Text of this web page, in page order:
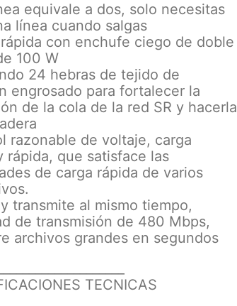
equivale a dos, solo necesitas
línea cuando salgas
con enchufe ciego de doble
100 W
24 hebras de tejido de
engrosado para fortalecer la
de la cola de la red SR y hacerla
razonable de voltaje, carga
rápida, que satisface las
de carga rápida de varios
transmite al mismo tiempo,
de transmisión de 480 Mbps,
archivos grandes en segundos
TECNICAS